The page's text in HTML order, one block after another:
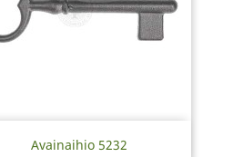
Avainaihio 5232
Pikakatselu